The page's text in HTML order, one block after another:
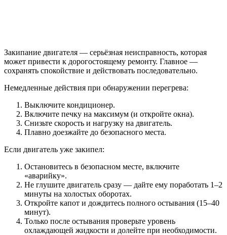
Закипание двигателя — серьёзная неисправность, которая
может привести к дорогостоящему ремонту. Главное —
сохранять спокойствие и действовать последовательно.
Немедленные действия при обнаружении перегрева:
Выключите кондиционер.
Включите печку на максимум (и откройте окна).
Снизьте скорость и нагрузку на двигатель.
Плавно доезжайте до безопасного места.
Если двигатель уже закипел:
Остановитесь в безопасном месте, включите
«аварийку».
Не глушите двигатель сразу — дайте ему поработать 1–2
минуты на холостых оборотах.
Откройте капот и дождитесь полного остывания (15–40
минут).
Только после остывания проверьте уровень
охлаждающей жидкости и долейте при необходимости.